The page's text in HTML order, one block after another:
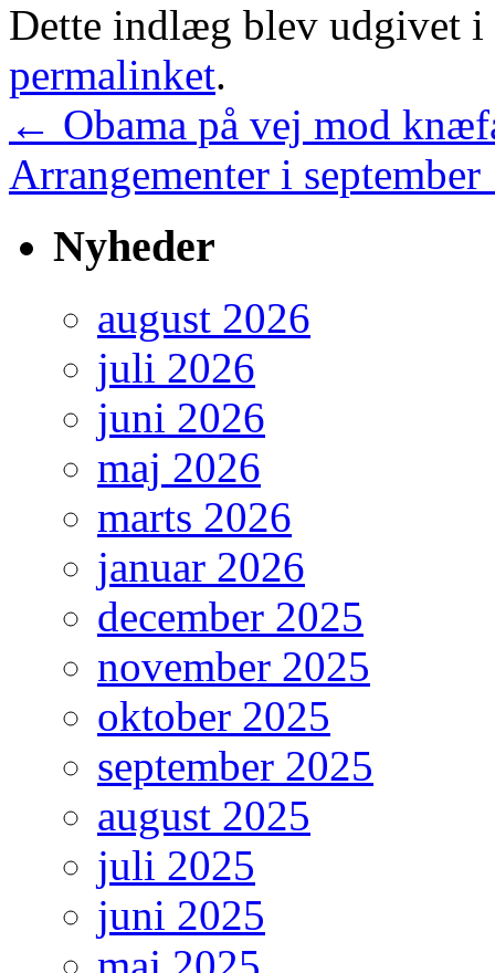
Dette indlæg blev udgivet i
permalinket.
← Obama på vej mod
Arrangementer i september
Nyheder
august 2026
juli 2026
juni 2026
maj 2026
marts 2026
januar 2026
december 2025
november 2025
oktober 2025
september 2025
august 2025
juli 2025
juni 2025